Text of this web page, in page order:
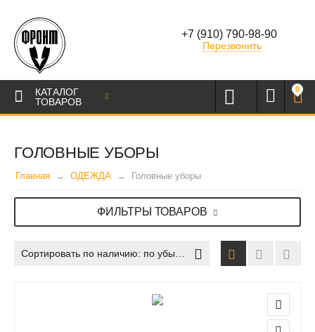
+7 (910) 790-98-90
Перезвонить
0
КАТАЛОГ
ТОВАРОВ
ГОЛОВНЫЕ УБОРЫ
Главная ОДЕЖДА Головные уборы
ФИЛЬТРЫ ТОВАРОВ